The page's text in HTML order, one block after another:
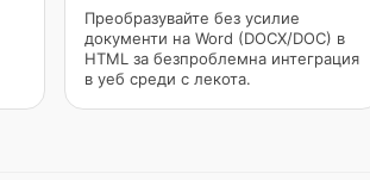
Преобразувайте без усилие
документи на Word (DOCX/DOC) в
HTML за безпроблемна интеграция
в уеб среди с лекота.